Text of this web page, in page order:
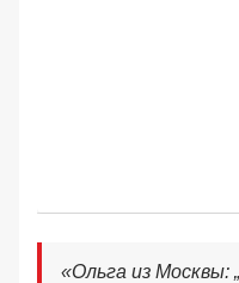
«Ольга из Москвы: